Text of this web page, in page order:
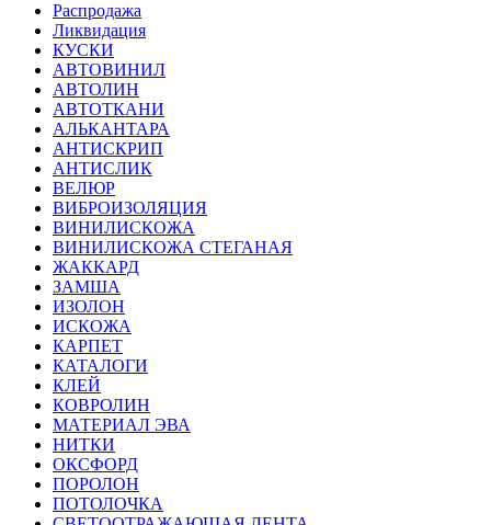
Распродажа
Ликвидация
КУСКИ
АВТОВИНИЛ
АВТОЛИН
АВТОТКАНИ
АЛЬКАНТАРА
АНТИСКРИП
АНТИСЛИК
ВЕЛЮР
ВИБРОИЗОЛЯЦИЯ
ВИНИЛИСКОЖА
ВИНИЛИСКОЖА СТЕГАНАЯ
ЖАККАРД
ЗАМША
ИЗОЛОН
ИСКОЖА
КАРПЕТ
КАТАЛОГИ
КЛЕЙ
КОВРОЛИН
МАТЕРИАЛ ЭВА
НИТКИ
ОКСФОРД
ПОРОЛОН
ПОТОЛОЧКА